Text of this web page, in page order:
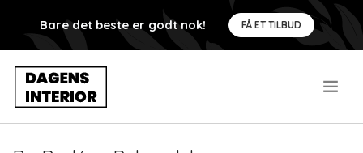
Bare det beste er godt nok! FÅ ET TILBUD